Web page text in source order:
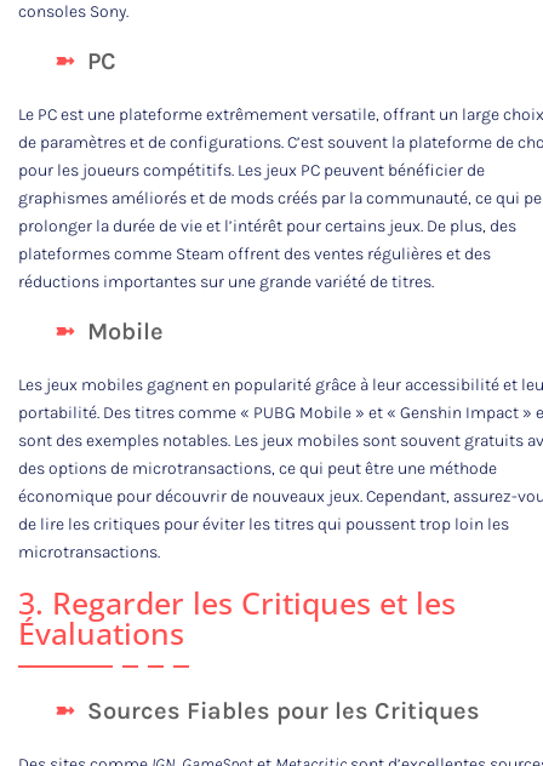
consoles Sony.
PC
Le PC est une plateforme extrêmement versatile, offrant un large choix
de paramètres et de configurations. C’est souvent la plateforme de
pour les joueurs compétitifs. Les jeux PC peuvent bénéficier de
graphismes améliorés et de mods créés par la communauté, ce qui
prolonger la durée de vie et l’intérêt pour certains jeux. De plus, des
plateformes comme Steam offrent des ventes régulières et des
réductions importantes sur une grande variété de titres.
Mobile
Les jeux mobiles gagnent en popularité grâce à leur accessibilité et
portabilité. Des titres comme « PUBG Mobile » et « Genshin Impact »
sont des exemples notables. Les jeux mobiles sont souvent gratuits
des options de microtransactions, ce qui peut être une méthode
économique pour découvrir de nouveaux jeux. Cependant, assurez-
de lire les critiques pour éviter les titres qui poussent trop loin les
microtransactions.
3. Regarder les Critiques et les
Évaluations
Sources Fiables pour les Critiques